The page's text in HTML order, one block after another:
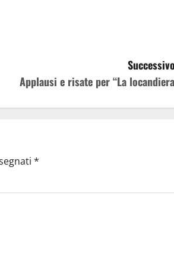
Applausi e risate per “La
*